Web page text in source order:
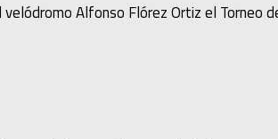
Alfonso Flórez Ortiz el